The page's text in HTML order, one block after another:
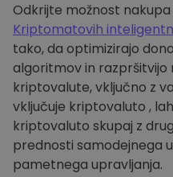
Odkrijte možnost
Kriptomatovih
tako, da optimizirajo
algoritmov in razpršitvijo
kriptovalute, vključno z
vključuje kriptovaluto ,
kriptovaluto skupaj z
prednosti samodejnega
pametnega upravljanja.